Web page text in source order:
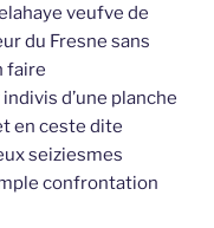
veufve de
du Fresne sans
faire
d’une planche
en ceste dite
seiziesmes
confrontation